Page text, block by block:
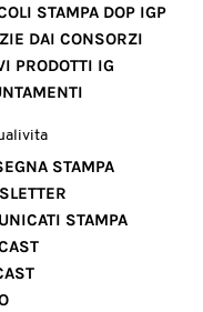
STAMPA DOP IGP
DAI CONSORZI
PRODOTTI IG
STAMPA
STAMPA